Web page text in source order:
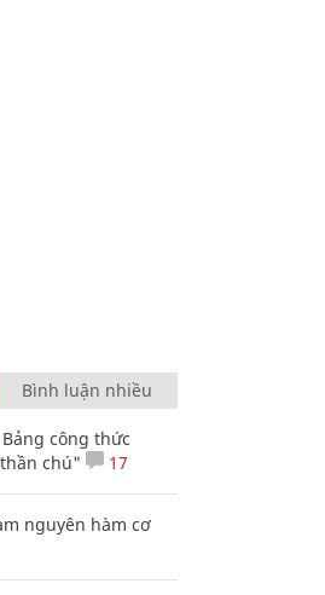
Bình luận nhiều
công thức
chú"
17
nguyên hàm cơ